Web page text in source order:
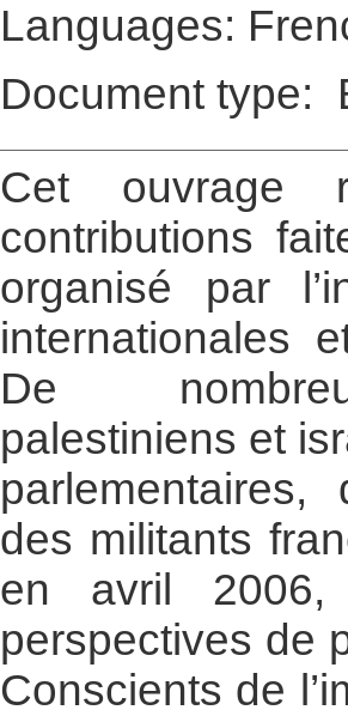
Languages:
Document type:
Cet ouvrage
contributions
organisé par
internationales
De
palestiniens et
des militants
en avril 2006,
perspectives de
Conscients de